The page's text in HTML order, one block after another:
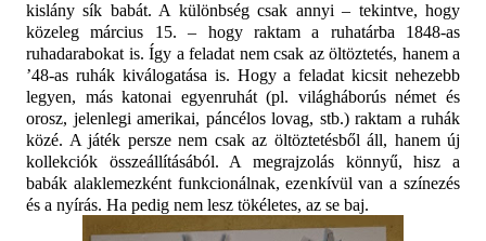
kislány sík babát. A különbség csak annyi – tekintve, hogy
közeleg március 15. – hogy raktam a ruhatárba 1848-as
ruhadarabokat is. Így a feladat nem csak az öltöztetés, hanem a
’48-as ruhák kiválogatása is. Hogy a feladat kicsit nehezebb
legyen, más katonai egyenruhát (pl. világháborús német és
orosz, jelenlegi amerikai, páncélos lovag, stb.) raktam a ruhák
közé. A játék persze nem csak az öltöztetésből áll, hanem új
kollekciók összeállításából. A megrajzolás könnyű, hisz a
babák alaklemezként funkcionálnak, ezenkívül van a színezés
és a nyírás. Ha pedig nem lesz tökéletes, az se baj.